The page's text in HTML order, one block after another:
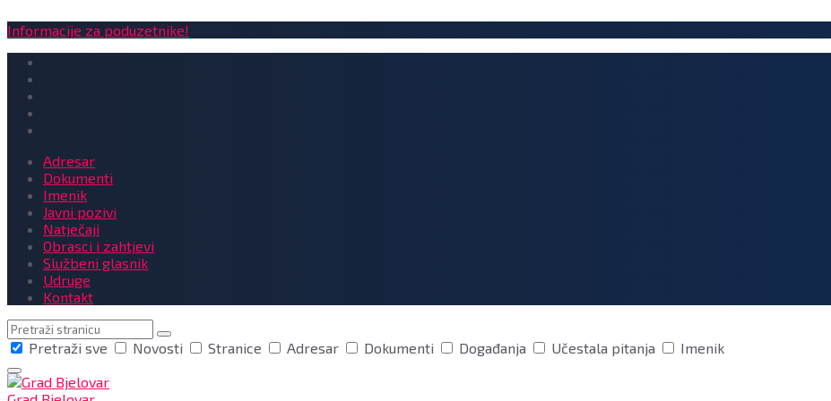
Informacije za poduzetnike!
Adresar
Dokumenti
Imenik
Javni pozivi
Natječaji
Obrasci i zahtjevi
Službeni glasnik
Udruge
Kontakt
Pretraga
Pretraži sve
Novosti Stranice Adresar Dokumenti Događanja Učestala pitanja Imenik